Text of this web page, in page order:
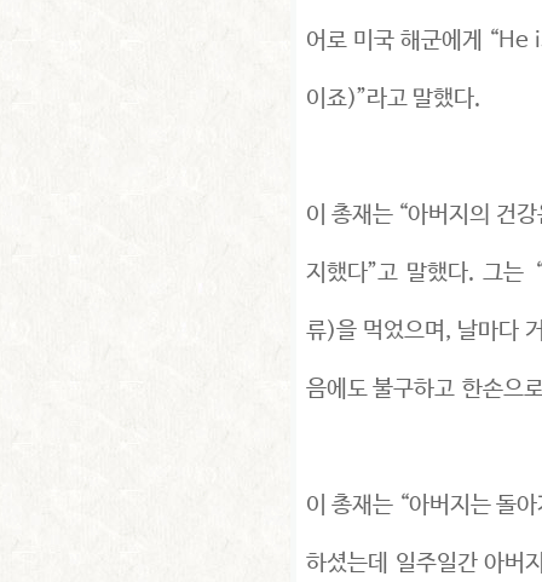
어로 미국 해군에게
이죠)”라고 말했다.
이 총재는 “아버지의 건
지했다”고 말했다. 그는
류)을 먹었으며, 날마다
음에도 불구하고 한손으
이 총재는 “아버지는 돌
하셨는데 일주일간 아버